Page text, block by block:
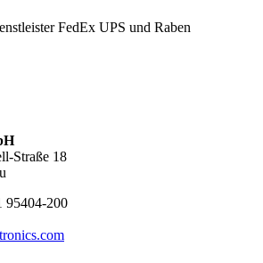
sofort verfügbar
Straße 18
95404-200